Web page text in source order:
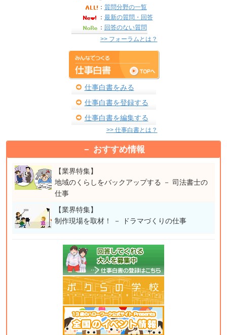
： 質問分野の一覧
： 最新の質問・回答
： 回答のない質問
>> フォーラムとは？
仕事白書をみる
仕事白書を登録する
仕事白書を編集する
>> 仕事白書とは？
おすすめ情報
【業界特集】
地域のくらしをバックアップする － 司法書士の
仕事
【業界特集】
制作現場を取材！ － ドラマづくりの仕事